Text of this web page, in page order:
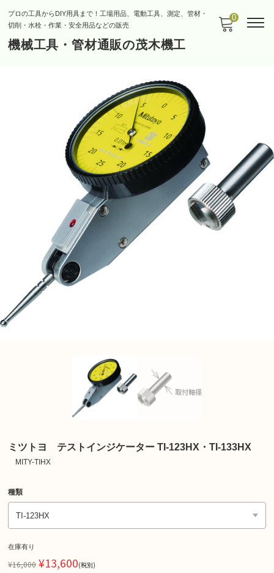
プロの工具からDIY用具まで！工場用品、電動工具、測定、管材・
切削・水栓・作業・安全用品などの販売
機械工具・管材通販の茂木機工
0
ミツトヨ テストインジケーター TI-123HX・TI-133HX
MITY-TIHX
種類
在庫有り
¥16,000 ¥13,600(税別)